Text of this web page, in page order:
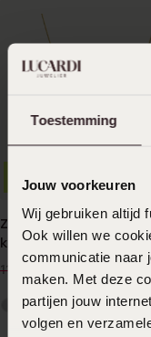
Toestemming
Jouw voorkeuren
Wij gebruiken altijd
Ook willen we
communicatie naar
maken. Met deze
partijen jouw
volgen en
Zilveren goldplated
ketting en oorbellen
119.99 79
-33%